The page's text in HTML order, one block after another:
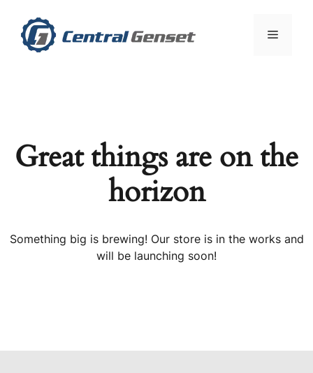
content
Menu
Great things are on the
horizon
Something big is brewing! Our store is in the works and
will be launching soon!